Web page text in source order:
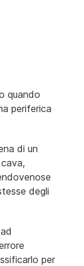
quando
periferica
di un
degli
per